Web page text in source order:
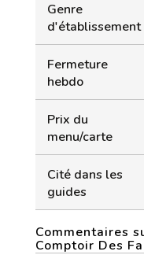
Genre
d'établissement
Fermeture
hebdo
Prix du
menu/carte
Cité dans les
guides
Commentaires
Comptoir Des